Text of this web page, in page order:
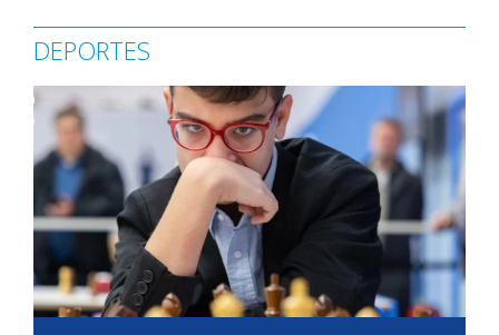
DEPORTES